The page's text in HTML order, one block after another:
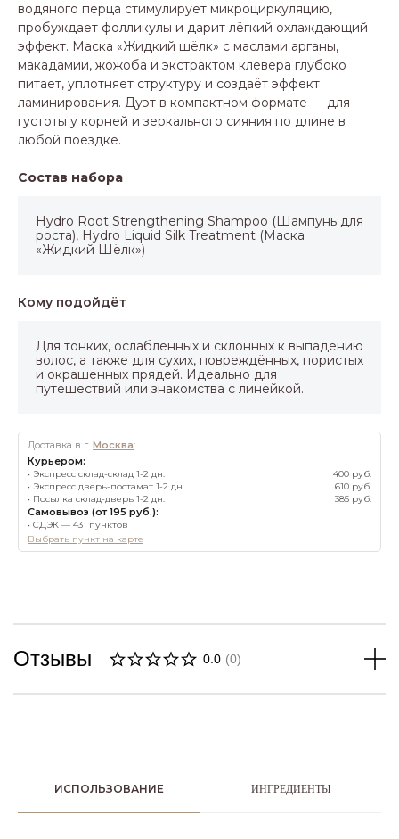
водяного перца стимулирует микроциркуляцию,
пробуждает фолликулы и дарит лёгкий охлаждающий
эффект. Маска «Жидкий шёлк» с маслами арганы,
макадамии, жожоба и экстрактом клевера глубоко
питает, уплотняет структуру и создаёт эффект
ламинирования. Дуэт в компактном формате — для
густоты у корней и зеркального сияния по длине в
любой поездке.
Состав набора
Hydro Root Strengthening Shampoo (Шампунь для
роста), Hydro Liquid Silk Treatment (Маска
«Жидкий Шёлк»)
Кому подойдёт
Для тонких, ослабленных и склонных к выпадению
волос, а также для сухих, повреждённых, пористых
и окрашенных прядей. Идеально для
путешествий или знакомства с линейкой.
Доставка в г. Москва:
Курьером:
• Экспресс склад-склад 1-2 дн.
400 руб.
• Экспресс дверь-постамат 1-2 дн.
610 руб.
• Посылка склад-дверь 1-2 дн.
385 руб.
Самовывоз (от 195 руб.):
• СДЭК — 431 пунктов
Выбрать пункт на карте
Отзывы 0.0 (0)
ИСПОЛЬЗОВАНИЕ ИНГРЕДИЕНТЫ